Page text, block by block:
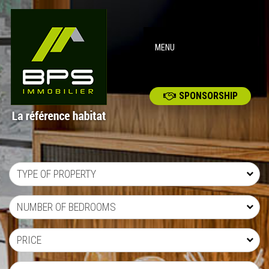
MENU
SPONSORSHIP
TYPE OF PROPERTY
NUMBER OF BEDROOMS
PRICE